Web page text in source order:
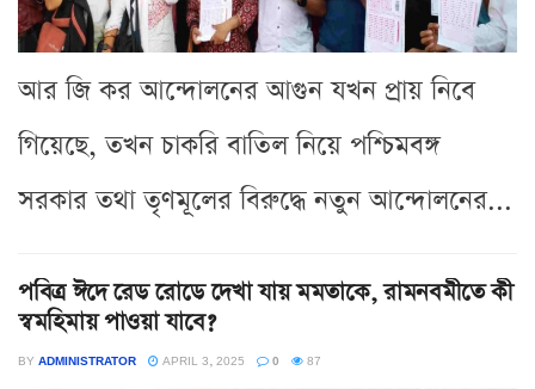
আর জি কর আন্দোলনের আগুন যখন প্রায় নিবে
গিয়েছে, তখন চাকরি বাতিল নিয়ে পশ্চিমবঙ্গ
সরকার তথা তৃণমূলের বিরুদ্ধে নতুন আন্দোলনের...
পবিত্র ঈদে রেড রোডে দেখা যায় মমতাকে, রামনবমীতে কী
স্বমহিমায় পাওয়া যাবে?
BY ADMINISTRATOR APRIL 3, 2025 0 87